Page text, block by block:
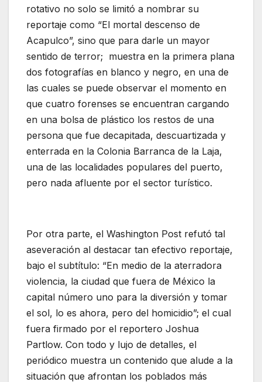
rotativo no solo se limitó a nombrar su
reportaje como “El mortal descenso de
Acapulco”, sino que para darle un mayor
sentido de terror; muestra en la primera plana
dos fotografías en blanco y negro, en una de
las cuales se puede observar el momento en
que cuatro forenses se encuentran cargando
en una bolsa de plástico los restos de una
persona que fue decapitada, descuartizada y
enterrada en la Colonia Barranca de la Laja,
una de las localidades populares del puerto,
pero nada afluente por el sector turístico.
Por otra parte, el Washington Post refutó tal
aseveración al destacar tan efectivo reportaje,
bajo el subtítulo: “En medio de la aterradora
violencia, la ciudad que fuera de México la
capital número uno para la diversión y tomar
el sol, lo es ahora, pero del homicidio”; el cual
fuera firmado por el reportero Joshua
Partlow. Con todo y lujo de detalles, el
periódico muestra un contenido que alude a la
situación que afrontan los poblados más